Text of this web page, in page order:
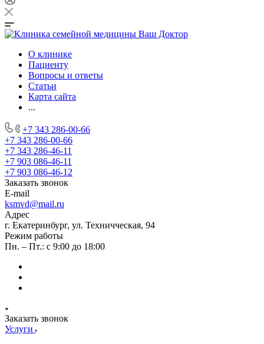
О клинике
Пациенту
Вопросы и ответы
Статьи
Карта сайта
...
+7 343 286-00-66
+7 343 286-00-66
+7 343 286-46-11
+7 903 086-46-11
+7 903 086-46-12
Заказать звонок
E-mail
ksmvd@mail.ru
Адрес
г. Екатеринбург, ул. Техничческая, 94
Режим работы
Пн. – Пт.: с 9:00 до 18:00
Заказать звонок
Услуги